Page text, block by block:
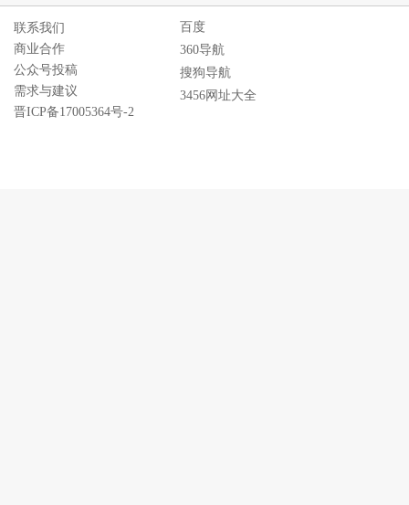
联系我们
商业合作
公众号投稿
需求与建议
晋ICP备17005364号-2
百度
360导航
搜狗导航
3456网址大全